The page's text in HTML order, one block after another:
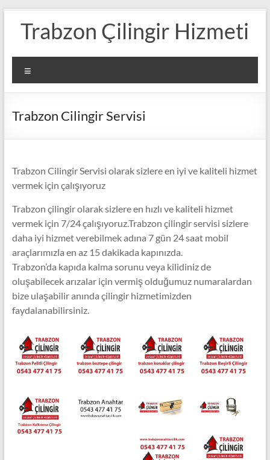
content
Trabzon Çilingir Hizmeti
Trabzon Cilingir Servisi
Trabzon Cilingir Servisi olarak sizlere en iyi ve kaliteli hizmet
vermek için çalışıyoruz
Trabzon çilingir olarak sizlere en hızlı ve kaliteli hizmet
vermek için 7/24 çalışıyoruz.Trabzon çilingir servisi sizlere
daha iyi hizmet verebilmek adına 7 gün 24 saat mobil
araçlarımızla en az 15 dakikada kapınızda.
Trabzon’da kapıda kalma sorunu veya kilidiniz de
oluşabilecek arızalar için vermiş olduğumuz numaralardan
bize ulaşabilir anında çilingir hizmetimizden
faydalanabilirsiniz.